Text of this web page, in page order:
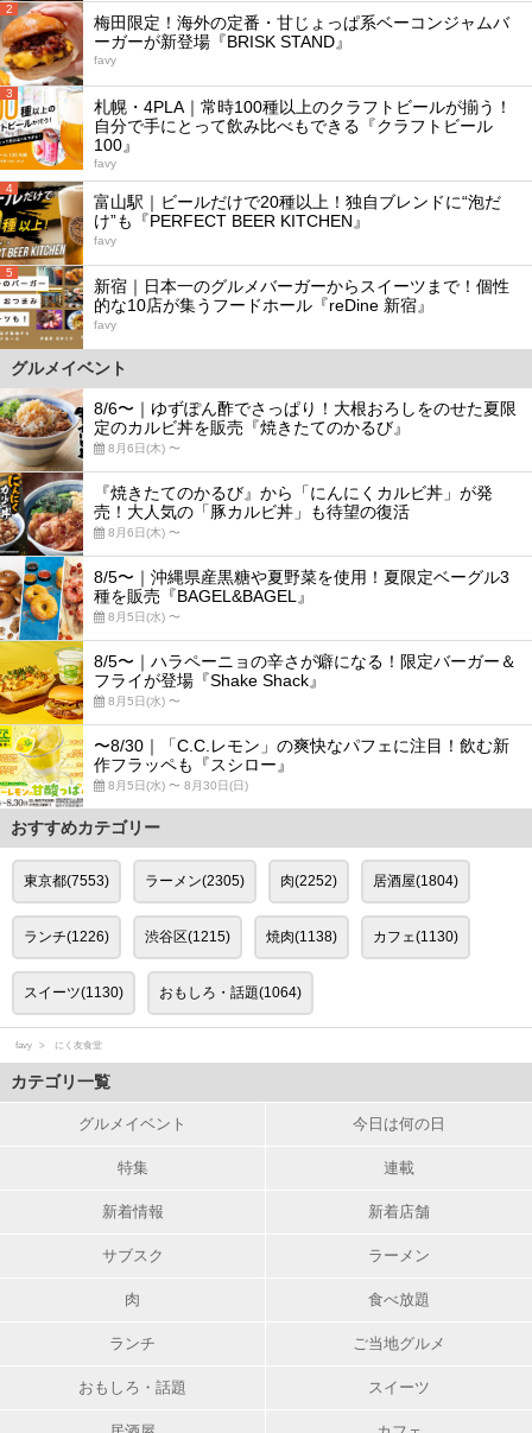
2
梅田限定！海外の定番・甘じょっぱ系ベーコンジャムバ
ーガーが新登場『BRISK STAND』
favy
3
札幌・4PLA｜常時100種以上のクラフトビールが揃う！
自分で手にとって飲み比べもできる『クラフトビール
100』
favy
4
富山駅｜ビールだけで20種以上！独自ブレンドに“泡だ
け”も『PERFECT BEER KITCHEN』
favy
5
新宿｜日本一のグルメバーガーからスイーツまで！個性
的な10店が集うフードホール『reDine 新宿』
favy
グルメイベント
8/6〜｜ゆずぽん酢でさっぱり！大根おろしをのせた夏限
定のカルビ丼を販売『焼きたてのかるび』
8月6日(木) 〜
『焼きたてのかるび』から「にんにくカルビ丼」が発
売！大人気の「豚カルビ丼」も待望の復活
8月6日(木) 〜
8/5〜｜沖縄県産黒糖や夏野菜を使用！夏限定ベーグル3
種を販売『BAGEL&BAGEL』
8月5日(水) 〜
8/5〜｜ハラペーニョの辛さが癖になる！限定バーガー＆
フライが登場『Shake Shack』
8月5日(水) 〜
〜8/30｜「C.C.レモン」の爽快なパフェに注目！飲む新
作フラッペも『スシロー』
8月5日(水) 〜 8月30日(日)
おすすめカテゴリー
東京都(7553) ラーメン(2305) 肉(2252) 居酒屋(1804)
ランチ(1226) 渋谷区(1215) 焼肉(1138) カフェ(1130)
スイーツ(1130) おもしろ・話題(1064)
favy にく友食堂
カテゴリ一覧
グルメイベント 今日は何の日
特集 連載
新着情報 新着店舗
サブスク ラーメン
肉 食べ放題
ランチ ご当地グルメ
おもしろ・話題 スイーツ